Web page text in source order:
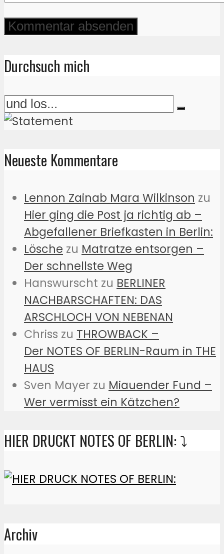
Durchsuch mich
Neueste Kommentare
Lennon Zainab Mara Wilkinson zu
Hier ging die Post ja richtig ab –
Abgefallener Briefkasten in Berlin:
Lösche zu Matratze entsorgen –
Der schnellste Weg
Hanswurscht zu BERLINER
NACHBARSCHAFTEN: DAS
ARSCHLOCH VON NEBENAN
Chriss zu THROWBACK –
Der NOTES OF BERLIN-Raum in THE
HAUS
Sven Mayer zu Miauender Fund –
Wer vermisst ein Kätzchen?
HIER DRUCKT NOTES OF BERLIN: ⤵️
Archiv